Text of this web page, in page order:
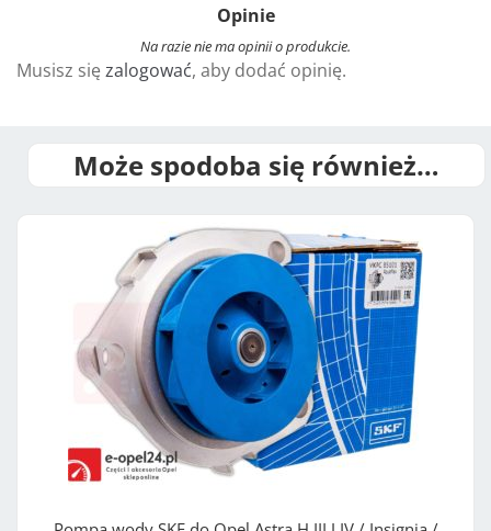
n
Opinie
Na razie nie ma opinii o produkcie.
Musisz się zalogować, aby dodać opinię.
Może spodoba się również…